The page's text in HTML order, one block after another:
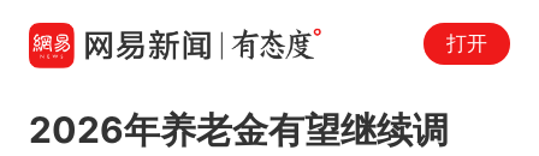
打开
2026年养老金有望继续调